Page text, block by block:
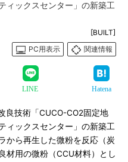
ィックスセンター」の新築工
[BUILT]
PC用表示
関連情報
LINE Hatena
技術「CUCO-CO2固定地
ィックスセンター」の新築工
から再生した微粉を反応（炭
材用の微粉（CCU材料）とし